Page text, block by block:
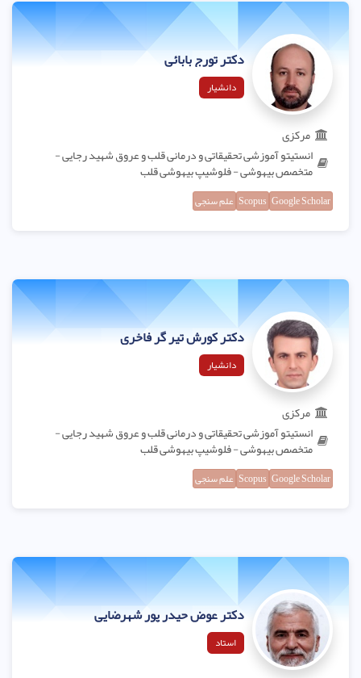
دکتر تورج بابائی
دانشیار
مرکزی
انستیتو آموزشی تحقیقاتی و درمانی قلب و عروق شهید رجایی -
متخصص بیهوشی - فلوشیپ بیهوشی قلب
Google Scholar
Scopus علم سنجی
دکتر کورش تیر گر فاخری
دانشیار
مرکزی
انستیتو آموزشی تحقیقاتی و درمانی قلب و عروق شهید رجایی -
متخصص بیهوشی - فلوشیپ بیهوشی قلب
Google Scholar
Scopus علم سنجی
دکتر عوض حیدر پور شهرضایی
استاد